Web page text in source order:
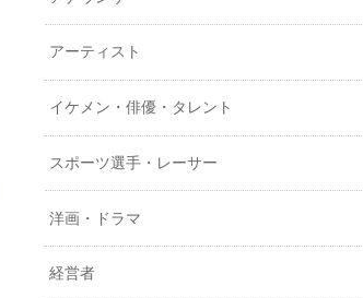
アーティスト
イケメン・俳優・タレント
スポーツ選手・レーサー
洋画・ドラマ
経営者